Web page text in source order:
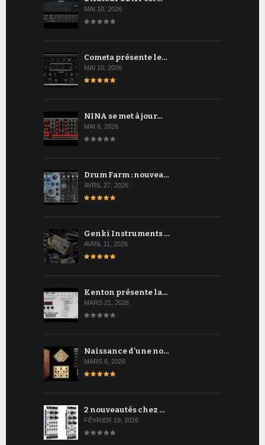
MAI 10, 2026
Cometa présente le…
MAI 10, 2026
NINA se met à jour…
MAI 6, 2026
Drum Farm : nouvea…
AVRIL 27, 2026
Genki Instruments …
AVRIL 11, 2026
Kenton présente la…
MARS 21, 2026
Naissance d'une no…
MARS 6, 2026
2 nouveautés chez …
FÉVRIER 19, 2026